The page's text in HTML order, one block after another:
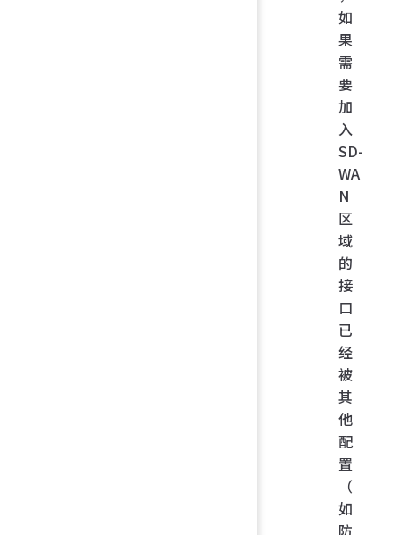
如
果
需
要
加
入
SD-
WA
N
区
域
的
接
口
已
经
被
其
他
配
置
（
如
防